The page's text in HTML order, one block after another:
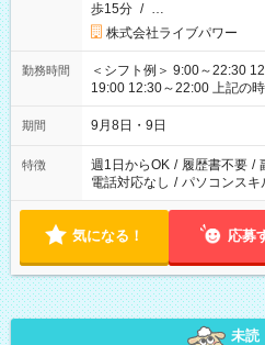
歩15分 / …
株式会社ライブパワー
勤務時間
＜シフト例＞ 9:00～22:30
19:00 12:30～22:00 上記の時間から好きな時間を選べます！ ※
時間は変更となる可能性があ
期間 9月8日・9日
特徴 週1日からOK / 履歴書不要 /
電話対応なし / パソコンスキ
気になる！ 応募
未読